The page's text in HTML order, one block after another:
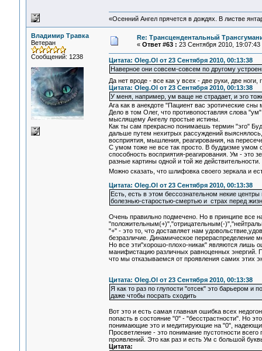
«Осенний Ангел прячется в дождях. В листве
Владимир Травка
Ветеран
Сообщений: 1238
Re: Трансцендентальный
« Ответ #63 : 23 Сентября 2010, 19:07:43
Цитата: Oleg.Ol от 23 Сентября 2010, 00:13:38
Наверное они совсем-совсем по другому
Да нет вроде - все как у всех - две руки, две
Цитата: Oleg.Ol от 23 Сентября 2010, 00:13:38
У меня, например, ум ваще не страдает, и эго
Ага как в анекдоте "Пациент вас эротические
Дело в том Олег, что противопоставляя слова
мыслящему Ангелу простые истины.
Как ты сам прекрасно понимаешь термин "эго"
дальше путем нехитрых рассуждений
восприятия, мышления, реагирования, на
С умом тоже не все так просто. В буддизме умом
способность восприятия-реагирования. Ум - это
разные картины одной и той же
Можно сказать, что шлифовка своего зеркала и
Цитата: Oleg.Ol от 23 Сентября 2010, 00:13:38
Есть, есть в этом бессознательном некие
болезнью-старостью-смертью и страх перед
Очень правильно подмечено. Но в принципе все
"положительным(+)","отрицательным(-
"+" - это то, что доставляет нам
безразличие. Динамическое перераспределение
Но все эти"хорошо-плохо-никак" являются лишь
манифистацию различных равноценных энергий.
что мы отказываемся от проявления самих этих
Цитата: Oleg.Ol от 23 Сентября 2010, 00:13:38
Я как то раз по глупости "отсек" это барьером
даже чтобы посрать сходить
Вот это и есть самая главная ошибка всех
попасть в состояние "0" - "бесстрастности". Но
понимающие это и медитирующие на "0",
Просветление - это понимание пустотности
проявлений. Это как раз и есть Ум с большой
Цитата: